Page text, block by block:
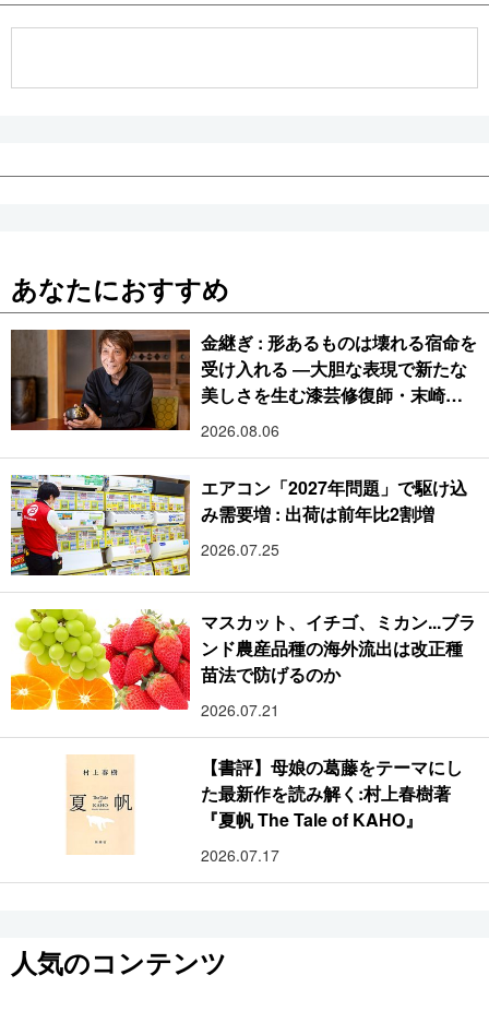
あなたにおすすめ
金継ぎ : 形あるものは壊れる宿命を
受け入れる ―大胆な表現で新たな
美しさを生む漆芸修復師・末崎広
樹
2026.08.06
エアコン「2027年問題」で駆け込
み需要増 : 出荷は前年比2割増
2026.07.25
マスカット、イチゴ、ミカン...ブラ
ンド農産品種の海外流出は改正種
苗法で防げるのか
2026.07.21
【書評】母娘の葛藤をテーマにし
た最新作を読み解く:村上春樹著
『夏帆 The Tale of KAHO』
2026.07.17
人気のコンテンツ